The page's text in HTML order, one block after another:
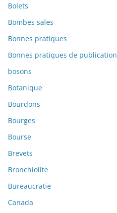
Bolets
Bombes sales
Bonnes pratiques
Bonnes pratiques de publication
bosons
Botanique
Bourdons
Bourges
Bourse
Brevets
Bronchiolite
Bureaucratie
Canada